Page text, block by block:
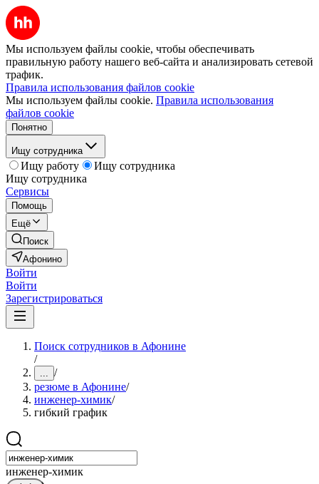
Мы используем файлы cookie, чтобы обеспечивать
правильную работу нашего веб-сайта и анализировать сетевой
трафик.
Правила использования файлов cookie
Мы используем файлы cookie. Правила использования
файлов cookie
Понятно
Ищу сотрудника
Ищу работу
Ищу сотрудника
Ищу сотрудника
Сервисы
Помощь
Ещё
Поиск
Афонино
Войти
Войти
Зарегистрироваться
Поиск сотрудников в Афонине
/
... /
резюме в Афонине/
инженер-химик/
гибкий график
инженер-химик